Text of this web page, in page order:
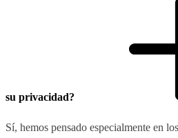
su privacidad?
Sí, hemos pensado especialmente en